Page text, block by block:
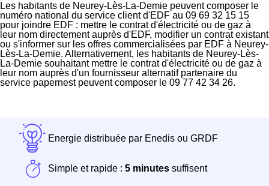
Les habitants de Neurey-Lès-La-Demie peuvent composer le
numéro national du service client d'EDF au 09 69 32 15 15
pour joindre EDF : mettre le contrat d'électricité ou de gaz à
leur nom directement auprès d'EDF, modifier un contrat existant
ou s'informer sur les offres commercialisées par EDF à Neurey-
Lès-La-Demie. Alternativement, les habitants de Neurey-Lès-
La-Demie souhaitant mettre le contrat d'électricité ou de gaz à
leur nom auprès d'un fournisseur alternatif partenaire du
service papernest peuvent composer le 09 77 42 34 26.
Energie distribuée par Enedis ou GRDF
Simple et rapide : 5 minutes suffisent